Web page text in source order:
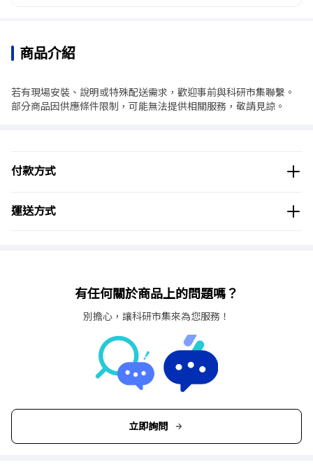
商品介紹
若有現場安裝、說明或特殊配送需求，歡迎事前與科研市集聯繫。
部分商品因供應條件限制，可能無法提供相關服務，敬請見諒。
付款方式
運送方式
有任何關於商品上的問題嗎？
別擔心，讓科研市集來為您服務！
立即詢問